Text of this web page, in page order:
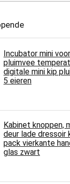
Incubator mini
pluimvee
digitale mini kip
5 eieren
Kabinet knoppen,
deur lade dressoir
pack vierkante
glas zwart